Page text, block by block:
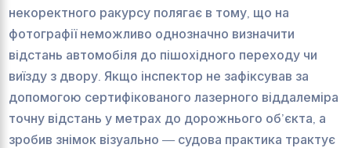
некоректного ракурсу полягає в тому, що на
фотографії неможливо однозначно визначити
відстань автомобіля до пішохідного переходу чи
виїзду з двору. Якщо інспектор не зафіксував за
допомогою сертифікованого лазерного віддалеміра
точну відстань у метрах до дорожнього об’єкта, а
зробив знімок візуально — судова практика трактує